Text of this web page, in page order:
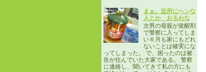
まぁ。近所にヘンな
人とか おるわな
次男の母親が覚醒剤
で警察に入ってしま
い６月も家にもどれ
ないことは確実にな
ってしまった。 で、困ったのは被
告が住んでいた大家である。 警察
に連絡し、聞いてきて私の方にも